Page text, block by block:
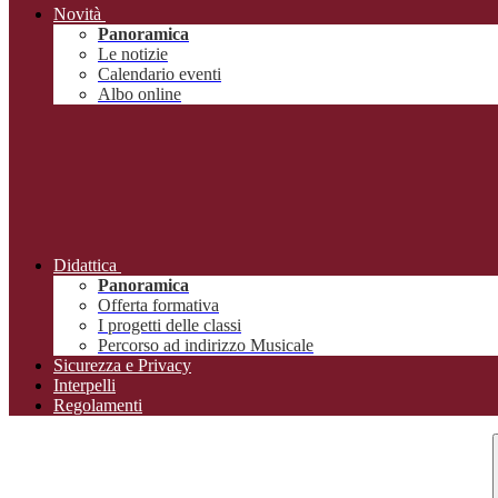
Novità
Panoramica
Le notizie
Calendario eventi
Albo online
Didattica
Panoramica
Offerta formativa
I progetti delle classi
Percorso ad indirizzo Musicale
Sicurezza e Privacy
Interpelli
Regolamenti